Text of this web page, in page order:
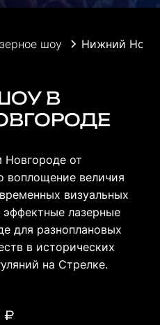
шоу Нижний
В
от
воплощение величия
визуальных
лазерные
для разноплановых
в исторических
на Стрелке.
₽